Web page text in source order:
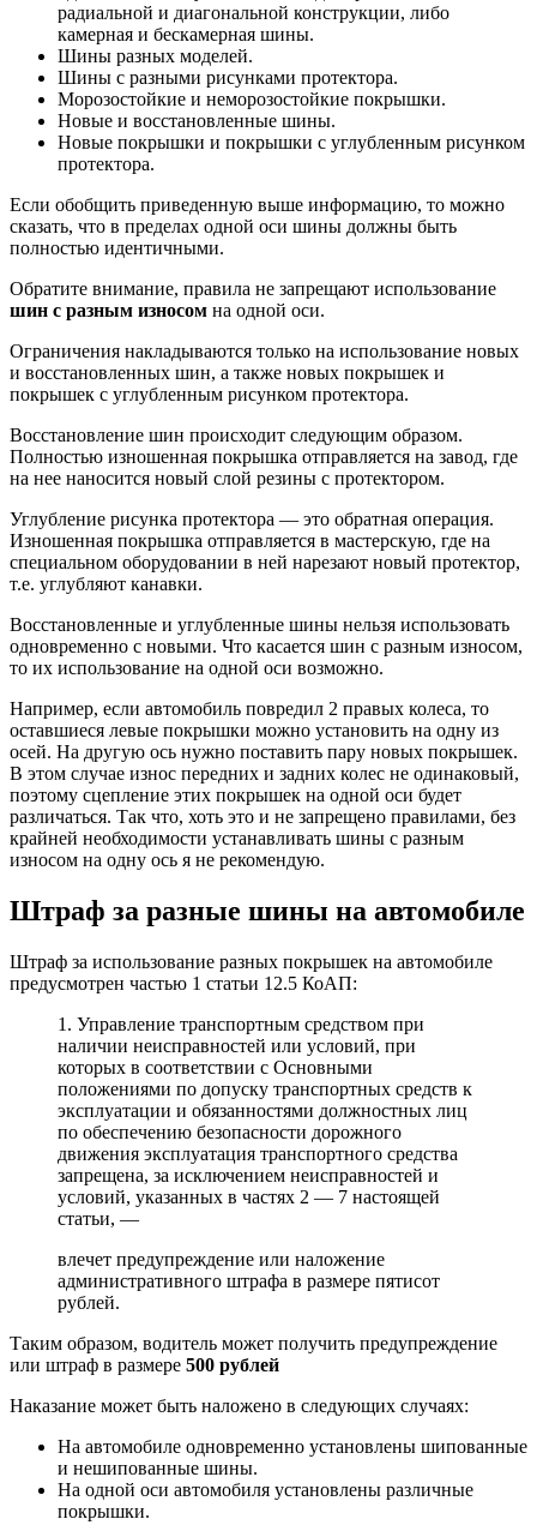
радиальной и диагональной конструкции, либо
камерная и бескамерная шины.
Шины разных моделей.
Шины с разными рисунками протектора.
Морозостойкие и неморозостойкие покрышки.
Новые и восстановленные шины.
Новые покрышки и покрышки с углубленным рисунком
протектора.
Если обобщить приведенную выше информацию, то можно
сказать, что в пределах одной оси шины должны быть
полностью идентичными.
Обратите внимание, правила не запрещают использование
шин с разным износом на одной оси.
Ограничения накладываются только на использование новых
и восстановленных шин, а также новых покрышек и
покрышек с углубленным рисунком протектора.
Восстановление шин происходит следующим образом.
Полностью изношенная покрышка отправляется на завод, где
на нее наносится новый слой резины с протектором.
Углубление рисунка протектора — это обратная операция.
Изношенная покрышка отправляется в мастерскую, где на
специальном оборудовании в ней нарезают новый протектор,
т.е. углубляют канавки.
Восстановленные и углубленные шины нельзя использовать
одновременно с новыми. Что касается шин с разным износом,
то их использование на одной оси возможно.
Например, если автомобиль повредил 2 правых колеса, то
оставшиеся левые покрышки можно установить на одну из
осей. На другую ось нужно поставить пару новых покрышек.
В этом случае износ передних и задних колес не одинаковый,
поэтому сцепление этих покрышек на одной оси будет
различаться. Так что, хоть это и не запрещено правилами, без
крайней необходимости устанавливать шины с разным
износом на одну ось я не рекомендую.
Штраф за разные шины на автомобиле
Штраф за использование разных покрышек на автомобиле
предусмотрен частью 1 статьи 12.5 КоАП:
1. Управление транспортным средством при
наличии неисправностей или условий, при
которых в соответствии с Основными
положениями по допуску транспортных средств к
эксплуатации и обязанностями должностных лиц
по обеспечению безопасности дорожного
движения эксплуатация транспортного средства
запрещена, за исключением неисправностей и
условий, указанных в частях 2 — 7 настоящей
статьи, —
влечет предупреждение или наложение
административного штрафа в размере пятисот
рублей.
Таким образом, водитель может получить предупреждение
или штраф в размере 500 рублей
Наказание может быть наложено в следующих случаях:
На автомобиле одновременно установлены шипованные
и нешипованные шины.
На одной оси автомобиля установлены различные
покрышки.